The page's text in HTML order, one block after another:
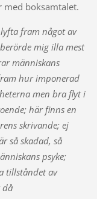
med boksamtalet.
fram något av
mig illa mest
människans
hur imponerad
men bra flyt i
här finns en
skrivande; ej
så skadad, så
psyke;
tillståndet av
då